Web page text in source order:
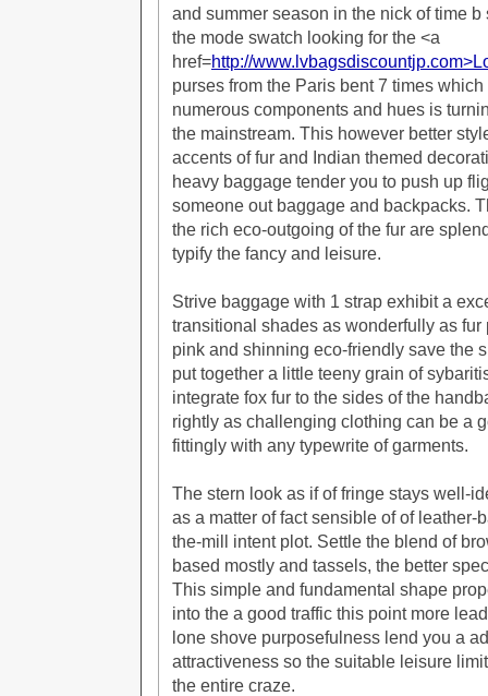
and summer season in the nick of time
the mode swatch looking for the <a
href=http://
purses from the Paris bent 7 times
numerous components and hues is
the mainstream. This however better
accents of fur and Indian themed
heavy baggage tender you to push up
someone out baggage and backpacks.
the rich eco-outgoing of the fur are
typify the fancy and leisure.
Strive baggage with 1 strap exhibit a
transitional shades as wonderfully as
pink and shinning eco-friendly save the
put together a little teeny grain of
integrate fox fur to the sides of the
rightly as challenging clothing can be a
fittingly with any typewrite of garments.
The stern look as if of fringe stays well-
as a matter of fact sensible of of leather-
the-mill intent plot. Settle the blend of
based mostly and tassels, the better
This simple and fundamental shape
into the a good traffic this point more
lone shove purposefulness lend you a
attractiveness so the suitable leisure
the entire craze.